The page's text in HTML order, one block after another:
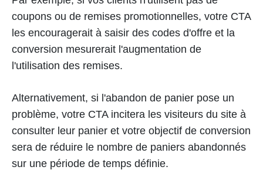
coupons ou de remises promotionnelles, votre CTA
les encouragerait à saisir des codes d'offre et la
conversion mesurerait l'augmentation de
l'utilisation des remises.
Alternativement, si l'abandon de panier pose un
problème, votre CTA incitera les visiteurs du site à
consulter leur panier et votre objectif de conversion
sera de réduire le nombre de paniers abandonnés
sur une période de temps définie.